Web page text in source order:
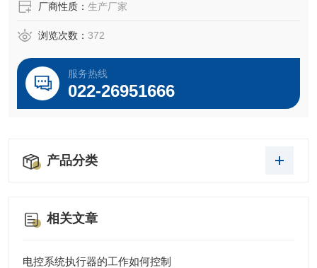
厂商性质： 生产厂家
浏览次数： 372
服务热线
022-26951666
产品分类
相关文章
电控系统执行器的工作如何控制